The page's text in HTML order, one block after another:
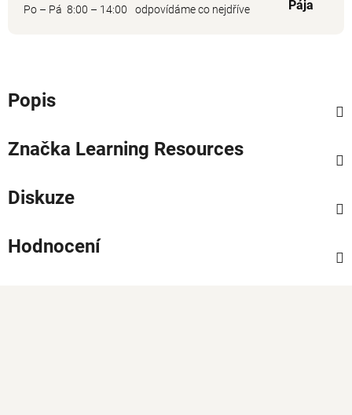
Po – Pá 8:00 – 14:00 odpovídáme co nejdříve Pája
Popis
Značka Learning Resources
Diskuze
Hodnocení